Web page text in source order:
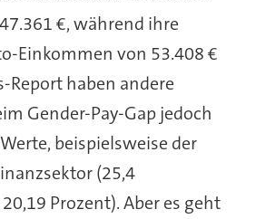
€, während ihre
Einkommen von 53.408 €
Report haben andere
Gender-Pay-Gap jedoch
beispielsweise der
(25,4
Prozent). Aber es geht